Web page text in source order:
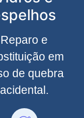
Reparo e
em
de quebra
acidental.